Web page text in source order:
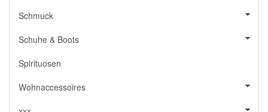
Schmuck
Schuhe & Boots
Spirituosen
Wohnaccessoires